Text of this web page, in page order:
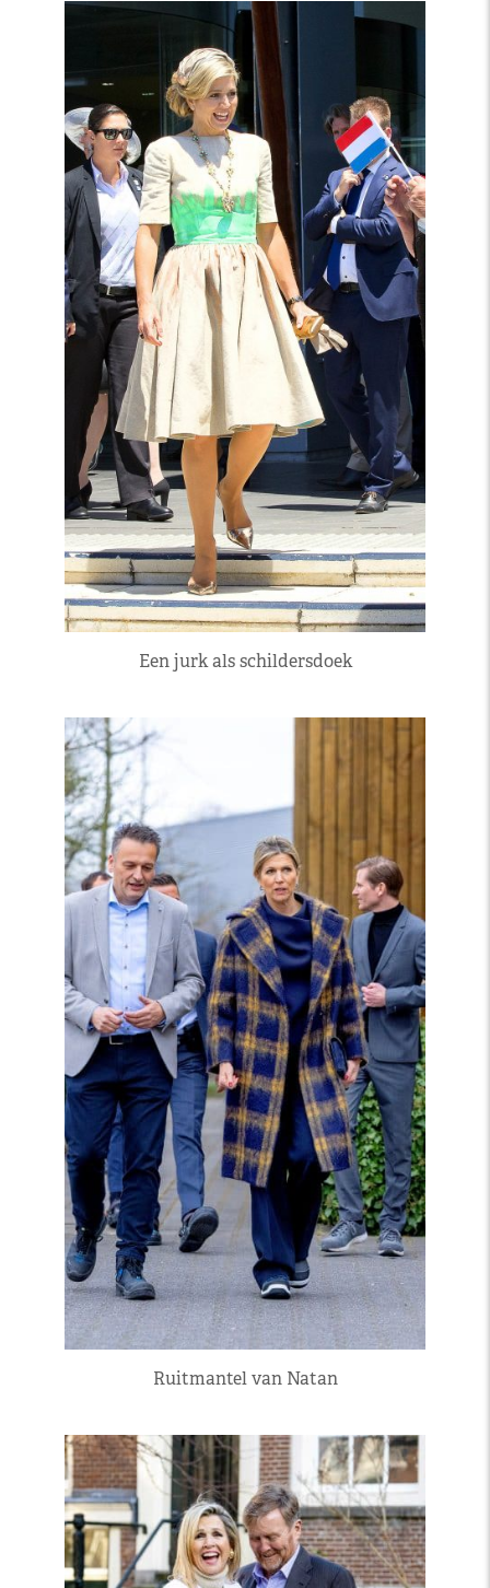
Een jurk als schildersdoek
Ruitmantel van Natan